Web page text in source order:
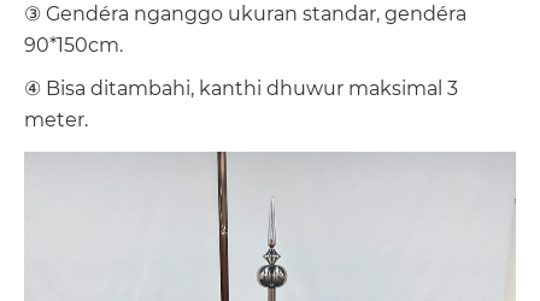
③ Gendéra nganggo ukuran standar, gendéra
90*150cm.
④ Bisa ditambahi, kanthi dhuwur maksimal 3
meter.